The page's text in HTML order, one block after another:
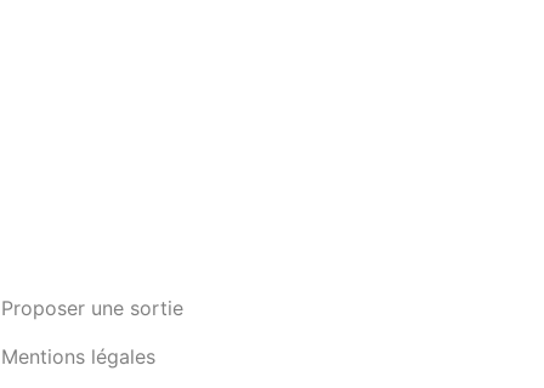
Proposer une sortie
Mentions légales